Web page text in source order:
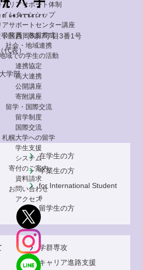
ャリアサポート体制
インターンシップ
アサポートセンター講座
公務員・教員養成
社会・地域連携
域での学生の活動
連携協定
高大連携
公開講座
寄附講座
留学・国際交流
留学制度
国際交流
札幌大学への留学
学生支援
システム
寄付のご案内
資料請求
お問い合わせ
アクセス
区西岡3条7丁目3番1号
（代表）
学部
在学生の方
卒業生の方
for International Student
s
留学生の方
学群専攻
キャリア進路支援